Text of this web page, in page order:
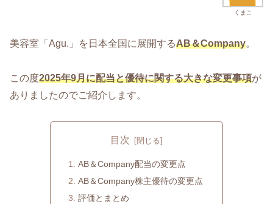
くまこ
美容室「Agu.」を日本全国に展開するAB＆Company。
この度2025年9月に配当と優待に関する大きな変更事項が
ありましたのでご紹介します。
目次
AB＆Company配当の変更点
AB＆Company株主優待の変更点
評価とまとめ